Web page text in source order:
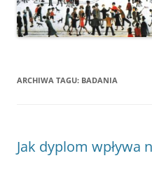
ARCHIWA TAGU: BADANIA
Jak dyplom wpływa